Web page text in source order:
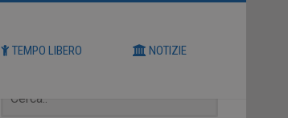
TEMPO LIBERO NOTIZIE